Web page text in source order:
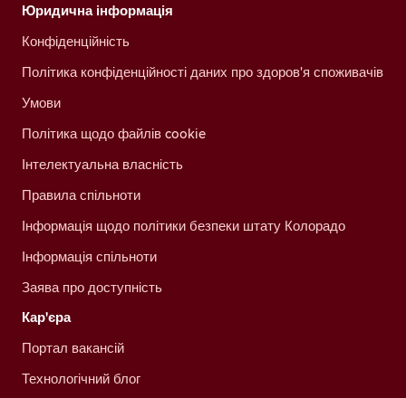
Юридична інформація
Конфіденційність
Політика конфіденційності даних про здоров'я споживачів
Умови
Політика щодо файлів cookie
Інтелектуальна власність
Правила спільноти
Інформація щодо політики безпеки штату Колорадо
Інформація спільноти
Заява про доступність
Кар'єра
Портал вакансій
Технологічний блог